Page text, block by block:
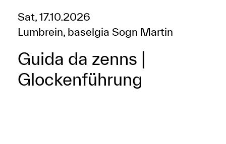
Sat, 17.10.2026
Lumbrein, baselgia Sogn Martin
Guida da zenns |
Glockenführung